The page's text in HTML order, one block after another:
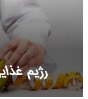
رژیم